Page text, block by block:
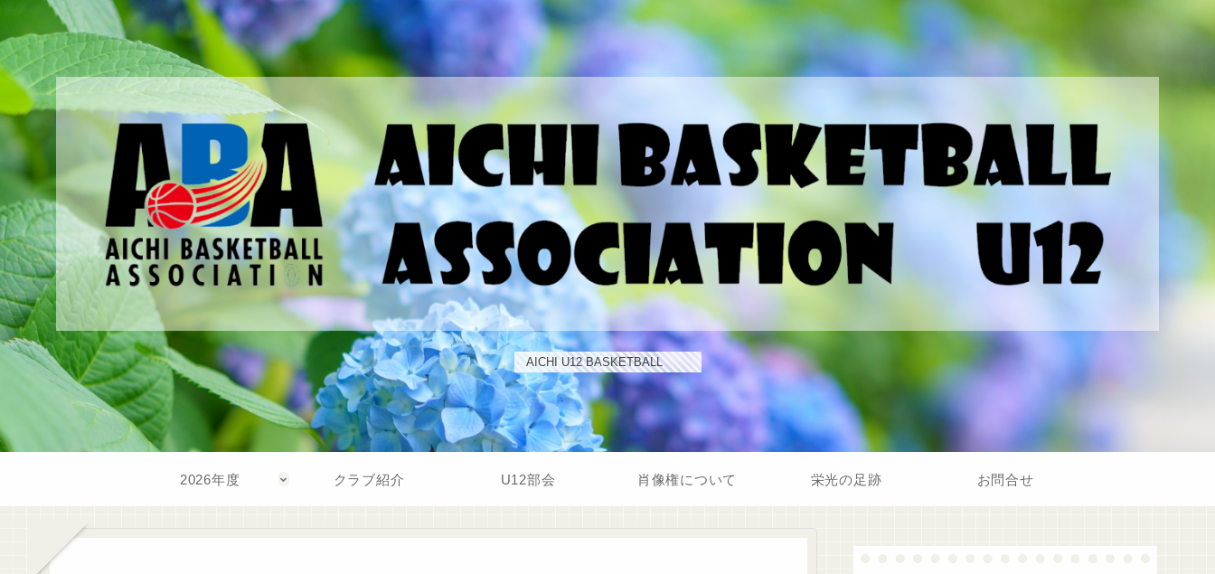
AICHI U12 BASKETBALL
2026年度 クラブ紹介 U12部会 肖像権について 栄光の足跡 お問合せ